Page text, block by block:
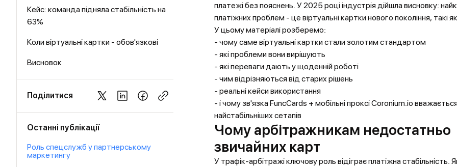
Кейс: команда підняла стабільність на
63%
Коли віртуальні картки - обов'язкові
Висновок
Поділитися
Останні публікації
Роль спецслужб у партнерському
маркетингу
платежі без пояснень. У 2025 році індустрія дійшла висновку:
платіжних проблем - це віртуальні картки нового покоління, такі
У цьому матеріалі розберемо:
- чому саме віртуальні картки стали золотим стандартом
- які проблеми вони вирішують
- які переваги дають у щоденній роботі
- чим відрізняються від старих рішень
- реальні кейси використання
- і чому зв'язка FuncCards + мобільні проксі Coronium.io
найстабільніших сетапів
Чому арбітражникам недостатньо
звичайних карт
У трафік-арбітражі ключову роль відіграє платіжна стабільність.